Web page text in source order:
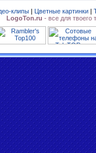
клипы| Цветные картинки|
LogoTon.ru - все для твоего